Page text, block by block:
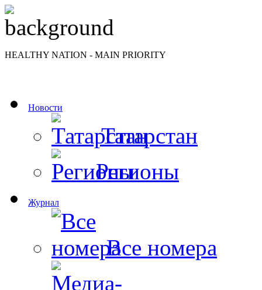
HEALTHY NATION - MAIN PRIORITY
Новости
Татарстан
Регионы
Журнал
Все номера